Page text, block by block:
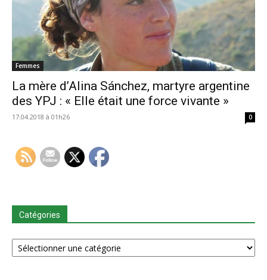
Femmes
La mère d’Alina Sánchez, martyre argentine
des YPJ : « Elle était une force vivante »
17.04.2018 à 01h26 0
Catégories
Catégories